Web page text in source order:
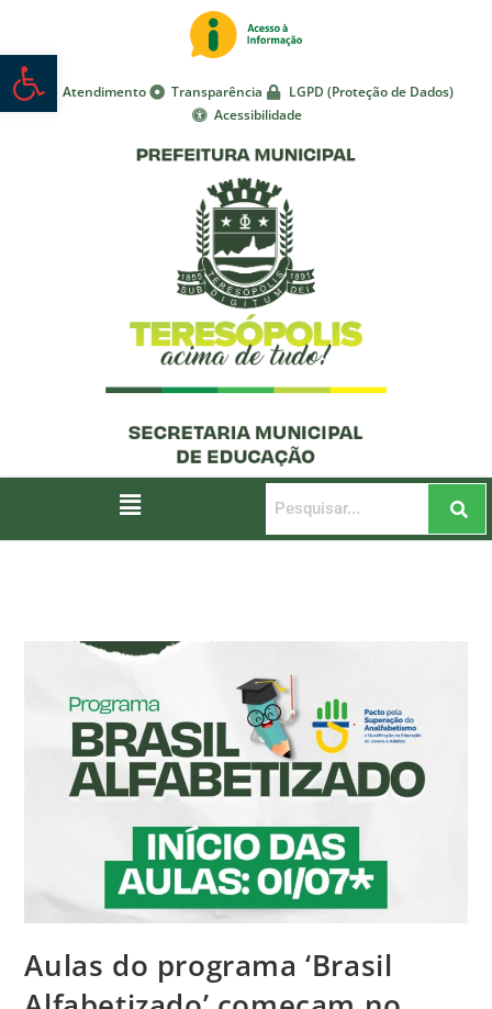
Abrir a barra de ferramentas
Atendimento Transparência
LGPD (Proteção de Dados)
Acessibilidade
Aulas do programa ‘Brasil